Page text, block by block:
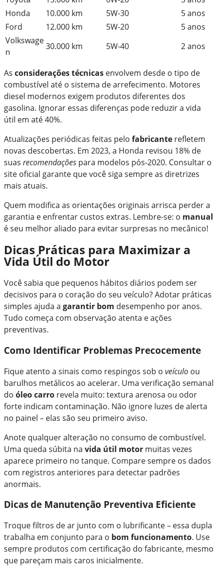
Honda
10.000 km 5W-30
5 anos
Ford
12.000 km 5W-20
5 anos
Volkswage
n
30.000 km 5W-40 2 anos
As considerações técnicas envolvem desde o tipo de
combustível até o sistema de arrefecimento. Motores
diesel modernos exigem produtos diferentes dos
gasolina. Ignorar essas diferenças pode reduzir a vida
útil em até 40%.
Atualizações periódicas feitas pelo fabricante refletem
novas descobertas. Em 2023, a Honda revisou 18% de
suas recomendações para modelos pós-2020. Consultar o
site oficial garante que você siga sempre as diretrizes
mais atuais.
Quem modifica as orientações originais arrisca perder a
garantia e enfrentar custos extras. Lembre-se: o manual
é seu melhor aliado para evitar surpresas no mecânico!
Dicas Práticas para Maximizar a
Vida Útil do Motor
Você sabia que pequenos hábitos diários podem ser
decisivos para o coração do seu veículo? Adotar práticas
simples ajuda a garantir bom desempenho por anos.
Tudo começa com observação atenta e ações
preventivas.
Como Identificar Problemas Precocemente
Fique atento a sinais como respingos sob o veículo ou
barulhos metálicos ao acelerar. Uma verificação semanal
do óleo carro revela muito: textura arenosa ou odor
forte indicam contaminação. Não ignore luzes de alerta
no painel – elas são seu primeiro aviso.
Anote qualquer alteração no consumo de combustível.
Uma queda súbita na vida útil motor muitas vezes
aparece primeiro no tanque. Compare sempre os dados
com registros anteriores para detectar padrões
anormais.
Dicas de Manutenção Preventiva Eficiente
Troque filtros de ar junto com o lubrificante – essa dupla
trabalha em conjunto para o bom funcionamento. Use
sempre produtos com certificação do fabricante, mesmo
que pareçam mais caros inicialmente.